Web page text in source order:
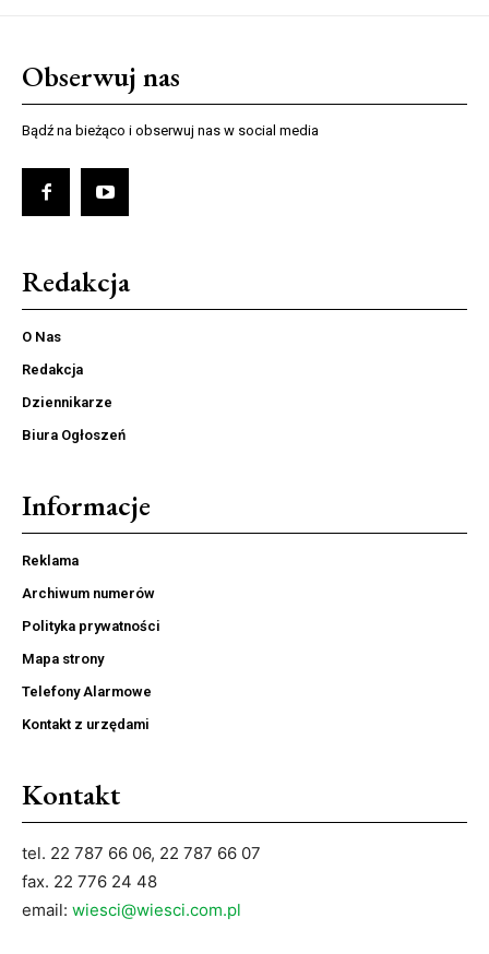
Obserwuj nas
Bądź na bieżąco i obserwuj nas w social media
Redakcja
O Nas
Redakcja
Dziennikarze
Biura Ogłoszeń
Informacje
Reklama
Archiwum numerów
Polityka prywatności
Mapa strony
Telefony Alarmowe
Kontakt z urzędami
Kontakt
tel. 22 787 66 06, 22 787 66 07
fax. 22 776 24 48
email: wiesci@wiesci.com.pl